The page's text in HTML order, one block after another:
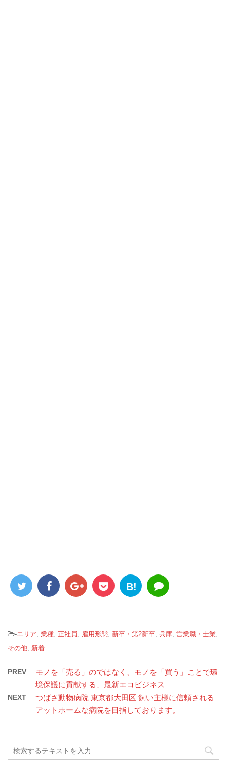
B!
-エリア, 業種, 正社員 , 雇用形態, 新卒・第2新卒, 兵庫, 営業職・士業,
その他, 新着
PREV
モノを「売る」のではなく、モノを「買う」ことで環
境保護に貢献する、最新エコビジネス
NEXT
つばさ動物病院 東京都大田区 飼い主様に信頼される
アットホームな病院を目指しております。